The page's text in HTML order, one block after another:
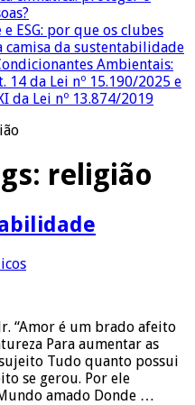
ESG: por que os clubes
da sustentabilidade
Ambientais:
14 da Lei nº 15.190/2025 e
da Lei nº 13.874/2019
religião
“Amor é um brado afeito
Para aumentar as
Tudo quanto possui
se gerou. Por ele
amado Donde …